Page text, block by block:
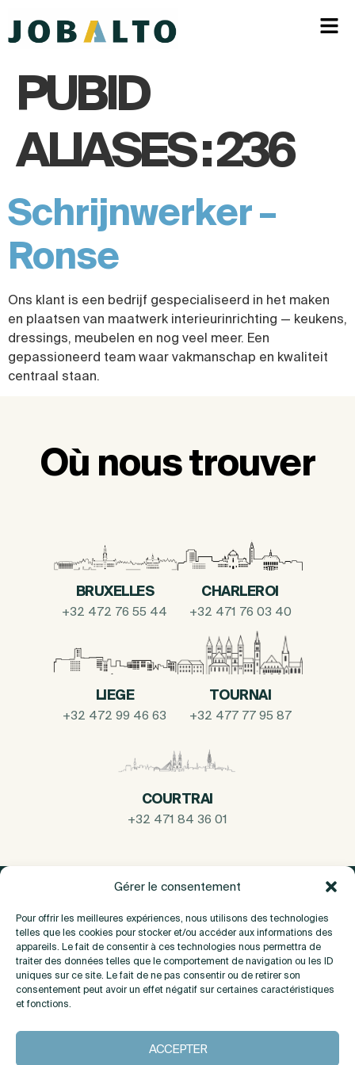
Gérer le consentement
Pour offrir les meilleures expériences, nous utilisons des technologies
telles que les cookies pour stocker et/ou accéder aux informations des
appareils. Le fait de consentir à ces technologies nous permettra de
traiter des données telles que le comportement de navigation ou les ID
uniques sur ce site. Le fait de ne pas consentir ou de retirer son
consentement peut avoir un effet négatif sur certaines caractéristiques
et fonctions.
ACCEPTER
PUBID
ALIASES :236
Schrijnwerker –
Ronse
Ons klant is een bedrijf gespecialiseerd in het maken
en plaatsen van maatwerk interieurinrichting — keukens,
dressings, meubelen en nog veel meer. Een
gepassioneerd team waar vakmanschap en kwaliteit
centraal staan.
Où nous trouver
BRUXELLES
+32 472 76 55 44
CHARLEROI
+32 471 76 03 40
LIEGE
+32 472 99 46 63
TOURNAI
+32 477 77 95 87
COURTRAI
+32 471 84 36 01
A propos